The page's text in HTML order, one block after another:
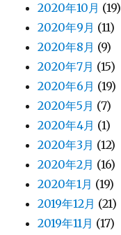
2020年10月 (19)
2020年9月 (11)
2020年8月 (9)
2020年7月 (15)
2020年6月 (19)
2020年5月 (7)
2020年4月 (1)
2020年3月 (12)
2020年2月 (16)
2020年1月 (19)
2019年12月 (21)
2019年11月 (17)